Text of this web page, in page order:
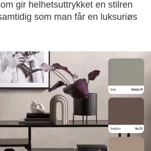
gir helhetsuttrykket en stilren
som man får en luksuriøs